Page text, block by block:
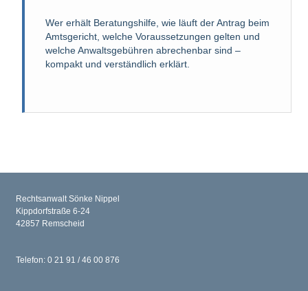
Wer erhält Beratungshilfe, wie läuft der Antrag beim
Amtsgericht, welche Voraussetzungen gelten und
welche Anwaltsgebühren abrechenbar sind –
kompakt und verständlich erklärt.
Rechtsanwalt Sönke Nippel
Kippdorfstraße 6-24
42857 Remscheid
Telefon: 0 21 91 / 46 00 876